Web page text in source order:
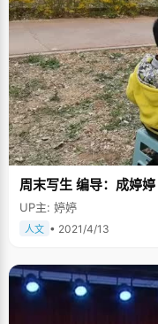
周末写生 编导：成婷婷
UP主: 婷婷
人文 • 2021/4/13